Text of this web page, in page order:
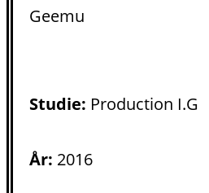
Geemu
Studie: Production I.G
År: 2016